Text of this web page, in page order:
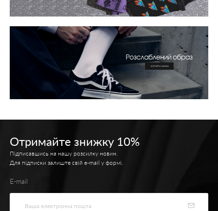
Отримайте знижку 10%
Підписавшись на нашу розсилку новин.
Для підписки залиште свій e-mail у формі.
E-mail